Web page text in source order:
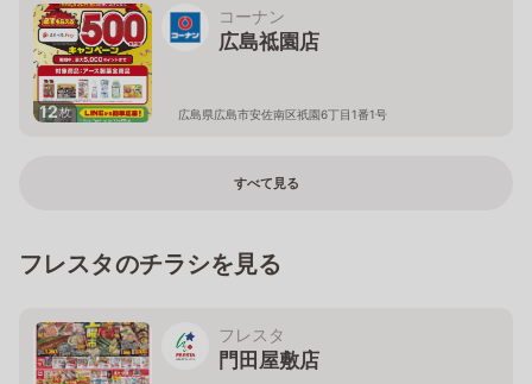
12枚
コーナン
広島祗園店
広島県広島市安佐南区祇園6丁目1番1号
すべて見る
フレスタのチラシを見る
フレスタ
門田屋敷店